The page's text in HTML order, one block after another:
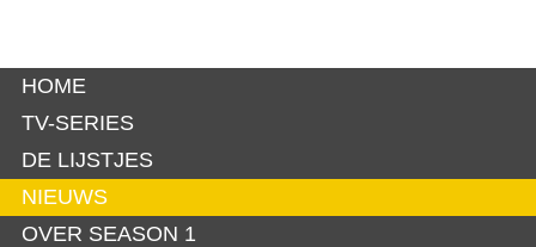
HOME
TV-SERIES
DE LIJSTJES
NIEUWS
OVER SEASON 1